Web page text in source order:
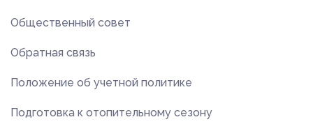
Общественный совет
Обратная связь
Положение об учетной политике
Подготовка к отопительному сезону